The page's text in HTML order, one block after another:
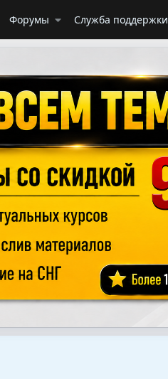
Форумы Служба поддержки